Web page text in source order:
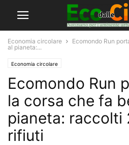
Economia circolare
Ecomondo Run
al pianeta:...
Economia circolare
Ecomondo Run
la corsa che fa
pianeta: raccolti
rifiuti